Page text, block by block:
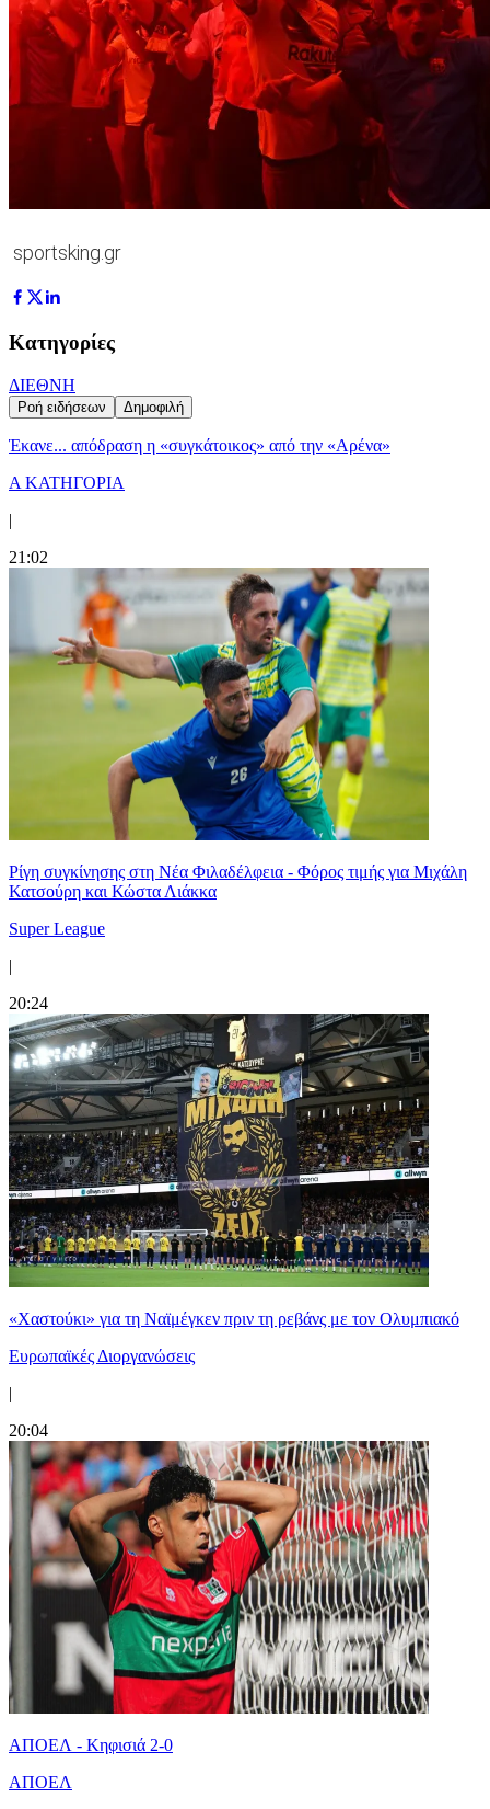
sportsking.gr
Κατηγορίες
ΔΙΕΘΝΗ
Ροή ειδήσεων Δημοφιλή
Έκανε... απόδραση η «συγκάτοικος» από την «Αρένα»
Α ΚΑΤΗΓΟΡΙΑ
|
21:02
Ρίγη συγκίνησης στη Νέα Φιλαδέλφεια - Φόρος τιμής για Μιχάλη
Κατσούρη και Κώστα Λιάκκα
Super League
|
20:24
«Χαστούκι» για τη Ναϊμέγκεν πριν τη ρεβάνς με τον Ολυμπιακό
Ευρωπαϊκές Διοργανώσεις
|
20:04
ΑΠΟΕΛ - Κηφισιά 2-0
ΑΠΟΕΛ